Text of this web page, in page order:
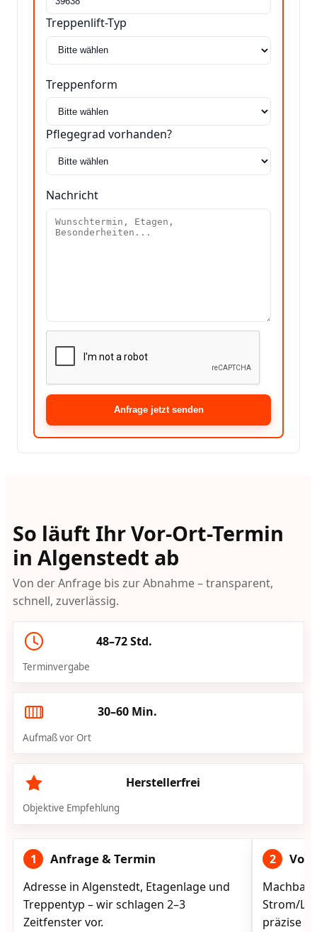
Treppenlift-Typ
Treppenform
Pflegegrad vorhanden?
Nachricht
Anfrage jetzt senden
So läuft Ihr Vor-Ort-Termin
in Algenstedt ab
Von der Anfrage bis zur Abnahme – transparent,
schnell, zuverlässig.
48–72 Std.
Terminvergabe
30–60 Min.
Aufmaß vor Ort
Herstellerfrei
Objektive Empfehlung
1 Anfrage & Termin
Adresse in Algenstedt, Etagenlage und
Treppentyp – wir schlagen 2–3
Zeitfenster vor.
2
Strom/
präzise